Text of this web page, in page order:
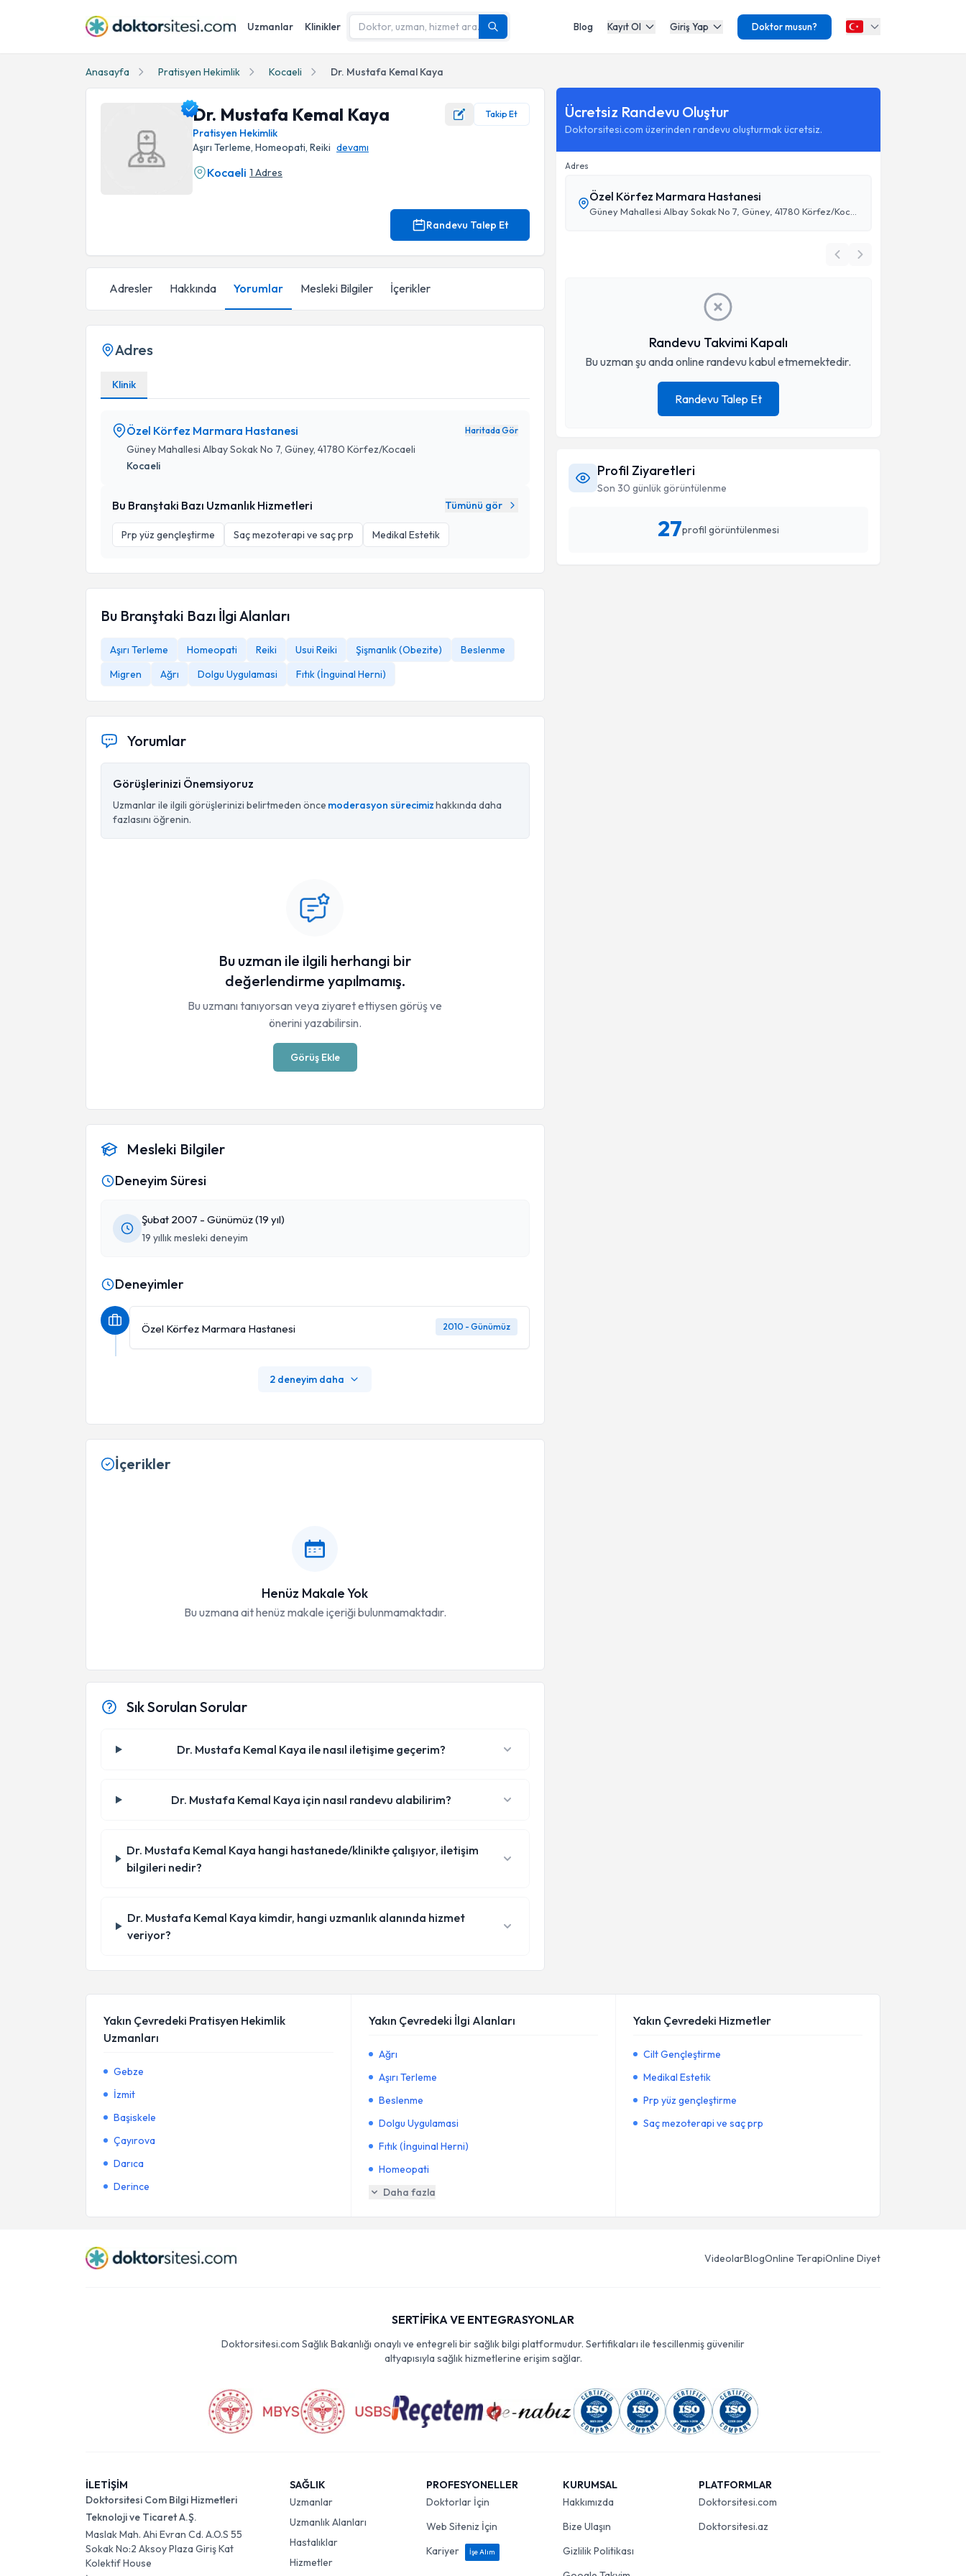
Uzmanlar Klinikler Blog Kayıt Ol Giriş Yap Doktor musun?
Anasayfa Pratisyen Hekimlik Kocaeli Dr. Mustafa Kemal Kaya
Dr. Mustafa Kemal Kaya Takip Et
Pratisyen Hekimlik
Aşırı Terleme, Homeopati, Reiki devamı
Kocaeli 1 Adres
Randevu Talep Et
Adresler Hakkında Yorumlar Mesleki Bilgiler İçerikler
Adres
Klinik
Özel Körfez Marmara Hastanesi Haritada Gör
Güney Mahallesi Albay Sokak No 7, Güney, 41780 Körfez/Kocaeli
Kocaeli
Bu Branştaki Bazı Uzmanlık Hizmetleri Tümünü gör
Prp yüz gençleştirme Saç mezoterapi ve saç prp Medikal Estetik
Bu Branştaki Bazı İlgi Alanları
Aşırı Terleme Homeopati Reiki Usui Reiki Şişmanlık (Obezite)
Beslenme
Migren
Ağrı Dolgu Uygulamasi Fıtık (İnguinal Herni)
Yorumlar
Görüşlerinizi Önemsiyoruz
Uzmanlar ile ilgili görüşlerinizi belirtmeden önce moderasyon sürecimizhakkında daha
fazlasını öğrenin.
Bu uzman ile ilgili herhangi bir
değerlendirme yapılmamış.
Bu uzmanı tanıyorsan veya ziyaret ettiysen görüş ve
önerini yazabilirsin.
Görüş Ekle
Mesleki Bilgiler
Deneyim Süresi
Şubat 2007 - Günümüz (19 yıl)
19 yıllık mesleki deneyim
Deneyimler
Özel Körfez Marmara Hastanesi 2010 - Günümüz
2 deneyim daha
İçerikler
Henüz Makale Yok
Bu uzmana ait henüz makale içeriği bulunmamaktadır.
Sık Sorulan Sorular
Dr. Mustafa Kemal Kaya ile nasıl iletişime geçerim?
Dr. Mustafa Kemal Kaya için nasıl randevu alabilirim?
Dr. Mustafa Kemal Kaya hangi hastanede/klinikte çalışıyor, iletişim
bilgileri nedir?
Dr. Mustafa Kemal Kaya kimdir, hangi uzmanlık alanında hizmet
veriyor?
Ücretsiz Randevu Oluştur
Doktorsitesi.com üzerinden randevu oluşturmak ücretsiz.
Adres
Özel Körfez Marmara Hastanesi
Randevu Takvimi Kapalı
Bu uzman şu anda online randevu kabul etmemektedir.
Randevu Talep Et
Profil Ziyaretleri
Son 30 günlük görüntülenme
27profil görüntülenmesi
Yakın Çevredeki Pratisyen Hekimlik
Uzmanları
Gebze
İzmit
Başiskele
Çayırova
Darıca
Derince
Yakın Çevredeki İlgi Alanları
Ağrı
Aşırı Terleme
Beslenme
Dolgu Uygulamasi
Fıtık (İnguinal Herni)
Homeopati
Daha fazla
Yakın Çevredeki Hizmetler
Cilt Gençleştirme
Medikal Estetik
Prp yüz gençleştirme
Saç mezoterapi ve saç prp
VideolarBlogOnline TerapiOnline Diyet
SERTİFİKA VE ENTEGRASYONLAR
Doktorsitesi.com Sağlık Bakanlığı onaylı ve entegreli bir sağlık bilgi platformudur. Sertifikaları ile tescillenmiş güvenilir
altyapısıyla sağlık hizmetlerine erişim sağlar.
İLETİŞİM
Doktorsitesi Com Bilgi Hizmetleri
Teknoloji ve Ticaret A.Ş.
Maslak Mah. Ahi Evran Cd. A.O.S 55
Sokak No:2 Aksoy Plaza Giriş Kat
Kolektif House
SAĞLIK
Uzmanlar
Uzmanlık Alanları
Hastalıklar
Hizmetler
PROFESYONELLER
Doktorlar İçin
Web Siteniz İçin
Kariyer
İşe Alım
KURUMSAL
Hakkımızda
Bize Ulaşın
Gizlilik Politikası
PLATFORMLAR
Doktorsitesi.com
Doktorsitesi.az